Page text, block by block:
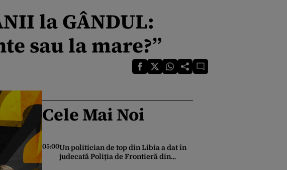
la GÂNDUL:
sau la mare?”
Cele Mai Noi
05:00Un politician de top din Libia a dat în
judecată Poliția de Frontieră din